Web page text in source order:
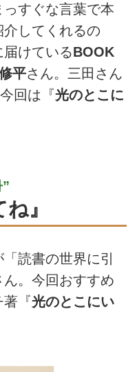
すぐな言葉で本
してくれるの
けているBOOK
平さん。三田さん
回は『光のとこに
』
読書の世界に引
。今回おすすめ
著『光のとこにい